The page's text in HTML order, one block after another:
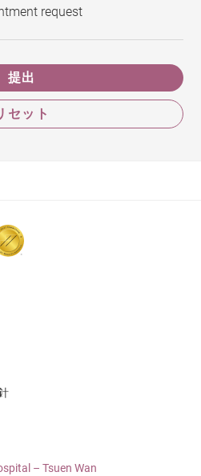
request
提出
セット
– Tsuen Wan